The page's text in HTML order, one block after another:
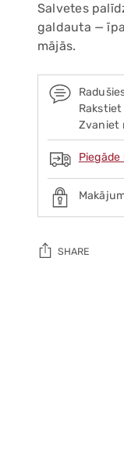
Salvetes
galdauta —
mājās.
Zvaniet
SHARE